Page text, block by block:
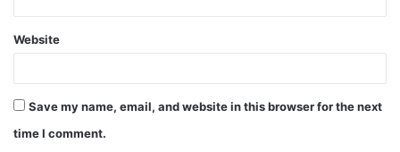
Website
Save my name, email, and website in this browser for the next
time I comment.